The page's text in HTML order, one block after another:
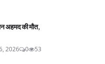
अहमद की मौत,
2026 0 53